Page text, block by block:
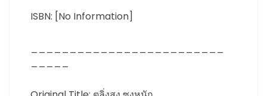
ISBN: [No Information]